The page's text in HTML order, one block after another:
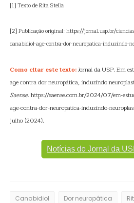
[1] Texto de Rita Stella
[2] Publicação original: https://jornal.usp.br/
canabidiol-age-contra-dor-neuropatica-induzindo-
Como citar este texto:Jornal da USP. Em
age contra dor neuropática, induzindo
Saense. https://saense.com.br/2024/07/em-
age-contra-dor-neuropatica-induzindo-
julho (2024).
Notícias do Jornal da
Canabidiol Dor neuropática